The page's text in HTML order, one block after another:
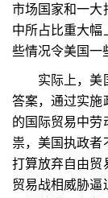
市场国家和一大
中所占比重大幅
些情况令美国一
实际上，美国
答案，通过实施
的国际贸易中劳
祟，美国执政者
打算放弃自由贸
贸易战相威胁逼